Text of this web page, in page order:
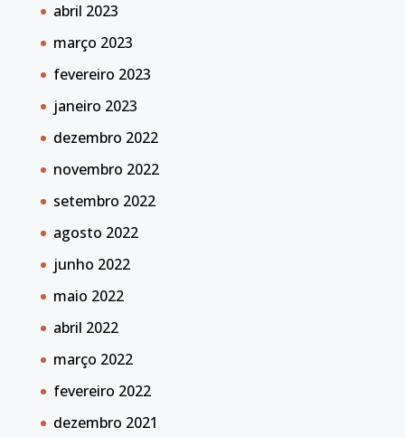
abril 2023
março 2023
fevereiro 2023
janeiro 2023
dezembro 2022
novembro 2022
setembro 2022
agosto 2022
junho 2022
maio 2022
abril 2022
março 2022
fevereiro 2022
dezembro 2021